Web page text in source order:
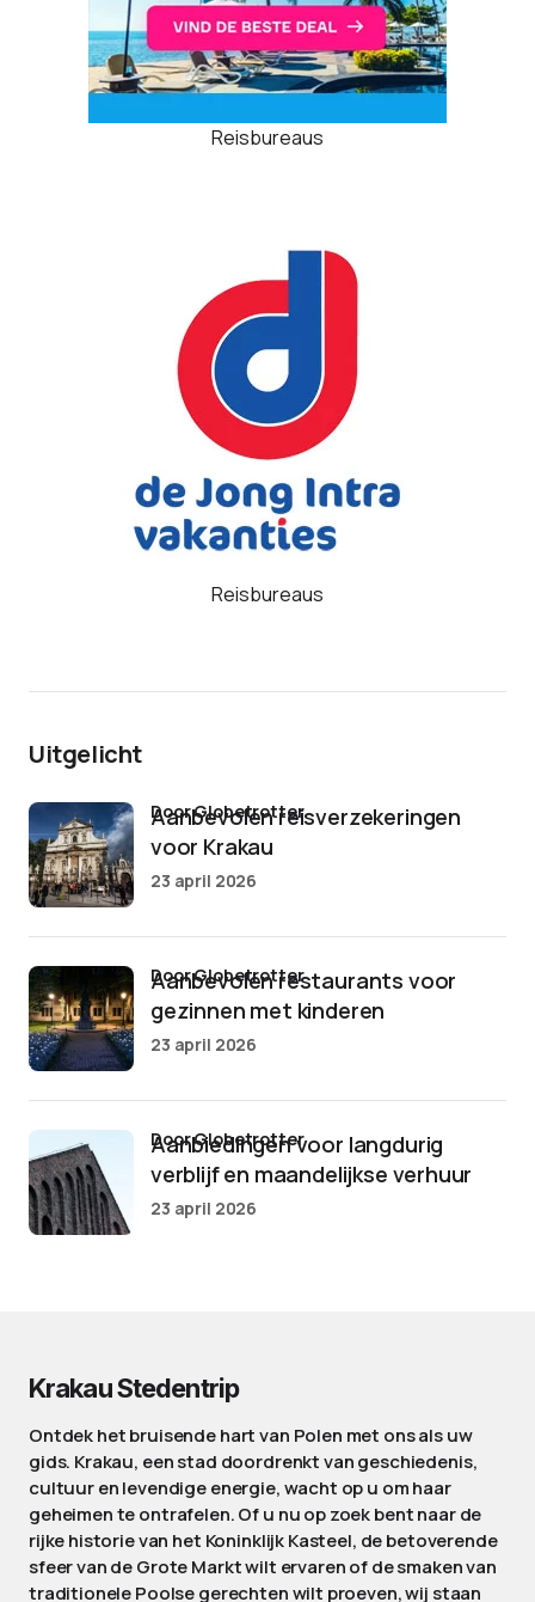
Reisbureaus
Reisbureaus
Uitgelicht
Aanbevolen reisverzekeringen
voor Krakau
door Globetrotter
23 april 2026
Aanbevolen restaurants voor
gezinnen met kinderen
door Globetrotter
23 april 2026
Aanbiedingen voor langdurig
verblijf en maandelijkse verhuur
door Globetrotter
23 april 2026
Krakau Stedentrip
Ontdek het bruisende hart van Polen met ons als uw
gids. Krakau, een stad doordrenkt van geschiedenis,
cultuur en levendige energie, wacht op u om haar
geheimen te ontrafelen. Of u nu op zoek bent naar de
rijke historie van het Koninklijk Kasteel, de betoverende
sfeer van de Grote Markt wilt ervaren of de smaken van
traditionele Poolse gerechten wilt proeven, wij staan